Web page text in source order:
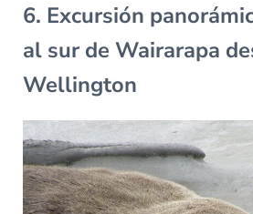
6. Excursión
al sur de Wairarapa
Wellington